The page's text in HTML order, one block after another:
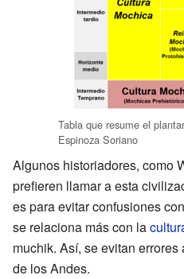
Tabla que resume el
Espinoza Soriano
Algunos historiadores, como
prefieren llamar a esta
es para evitar confusiones
se relaciona más con la
muchik. Así, se evitan
de los Andes.